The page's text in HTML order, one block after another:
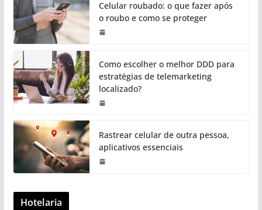
Celular roubado: o que fazer após
o roubo e como se proteger
Como escolher o melhor DDD para
estratégias de telemarketing
localizado?
Rastrear celular de outra pessoa,
aplicativos essenciais
Hotelaria